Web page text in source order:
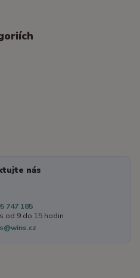
nás
747 185
od 9 do 15 hodin